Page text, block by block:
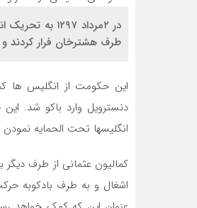
در ۲مرداد
طرف هشترخان فرار کردند
دنسترویل وارد باکو شد.
انگلیسها تحت الحمایه نمودن
کمالیون عثمانی از طرف دیگر